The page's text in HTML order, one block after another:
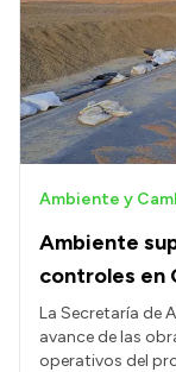
Ambiente
controles en
Ambiente y
La Secretaría de
avance de las
operativos del